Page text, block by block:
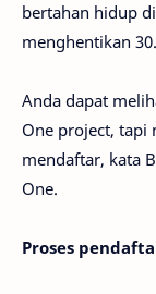
bertahan hidup
menghentikan
Anda dapat
One project, tapi
mendaftar, kata
One.
Proses